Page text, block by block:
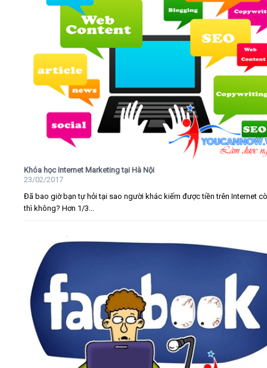
Khóa học Internet Marketing tại Hà Nội
23/02/2017
Đã bao giờ bạn tự hỏi tại sao người khác kiếm được tiền trên Internet
thì không? Hơn 1/3...